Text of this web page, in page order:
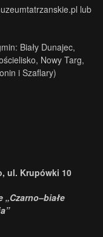
lub
Biały Dunajec,
Nowy Targ,
i Szaflary)
ul. Krupówki 10